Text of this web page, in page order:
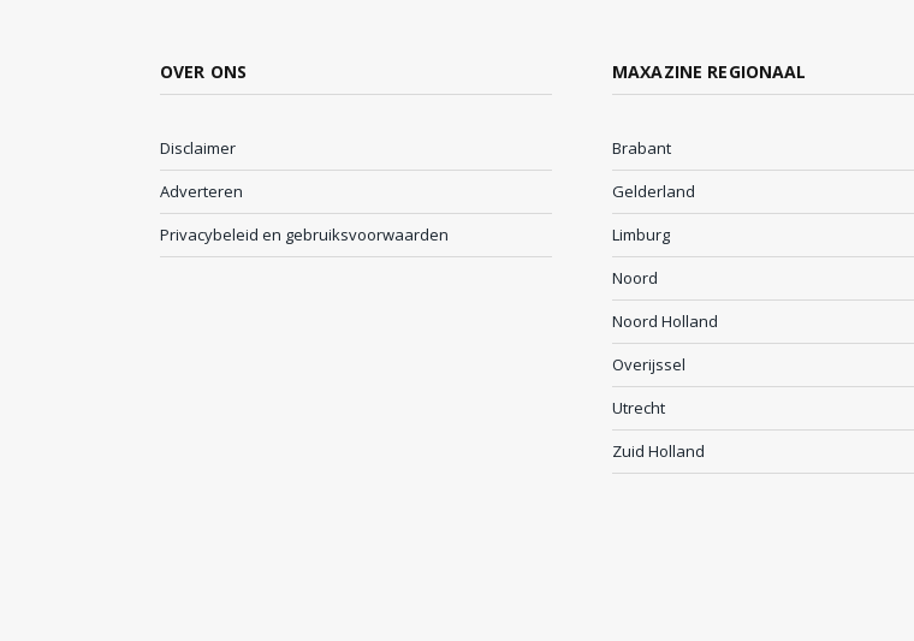
OVER ONS
Disclaimer
Adverteren
Privacybeleid en gebruiksvoorwaarden
MAXAZINE REGIONAAL
Brabant
Gelderland
Limburg
Noord
Noord Holland
Overijssel
Utrecht
Zuid Holland